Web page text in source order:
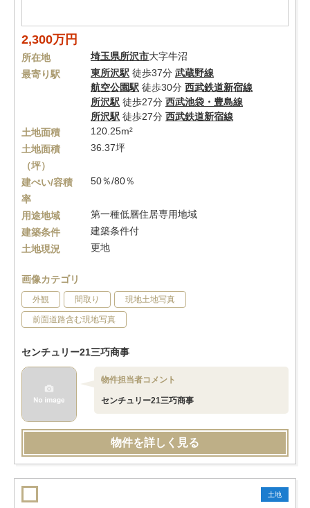
2,300万円
所在地 埼玉県所沢市大字牛沼
最寄り駅
東所沢駅 徒歩37分 武蔵野線
航空公園駅 徒歩30分 西武鉄道新宿線
所沢駅 徒歩27分 西武池袋・豊島線
所沢駅 徒歩27分 西武鉄道新宿線
土地面積
120.25m²
土地面積
（坪）
36.37坪
建ぺい/容積
率
50％/80％
用途地域
第一種低層住居専用地域
建築条件
建築条件付
土地現況
更地
画像カテゴリ
外観 間取り 現地土地写真
前面道路含む現地写真
センチュリー21三巧商事
物件担当者コメント
センチュリー21三巧商事
物件を詳しく見る
土地